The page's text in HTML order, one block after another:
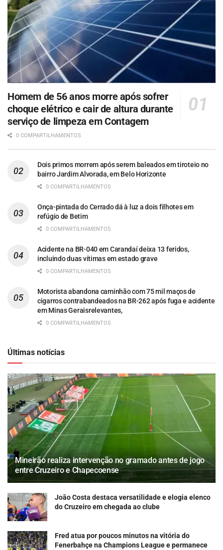
Homem de 56 anos morre após sofrer
choque elétrico e cair de altura durante
serviço de limpeza em Contagem
0 COMPARTILHAMENTOS
Dois primos morrem após serem baleados em tiroteio no
bairro Jardim Alvorada, em Belo Horizonte
0 COMPARTILHAMENTOS
Onça-pintada do Cerrado dá à luz a dois filhotes em
refúgio de Betim
0 COMPARTILHAMENTOS
Acidente na BR-040 em Carandaí deixa 13 feridos,
incluindo duas vítimas em estado grave
0 COMPARTILHAMENTOS
Motorista abandona caminhão com 75 mil maços de
cigarros contrabandeados na BR-262 após fuga e acidente
em Minas Geraisrelevantes,
0 COMPARTILHAMENTOS
Últimas notícias
Mineirão realiza intervenção no gramado antes de jogo
entre Cruzeiro e Chapecoense
João Costa destaca versatilidade e elogia elenco
do Cruzeiro em chegada ao clube
Fred atua por poucos minutos na vitória do
Fenerbahçe na Champions League e permanece